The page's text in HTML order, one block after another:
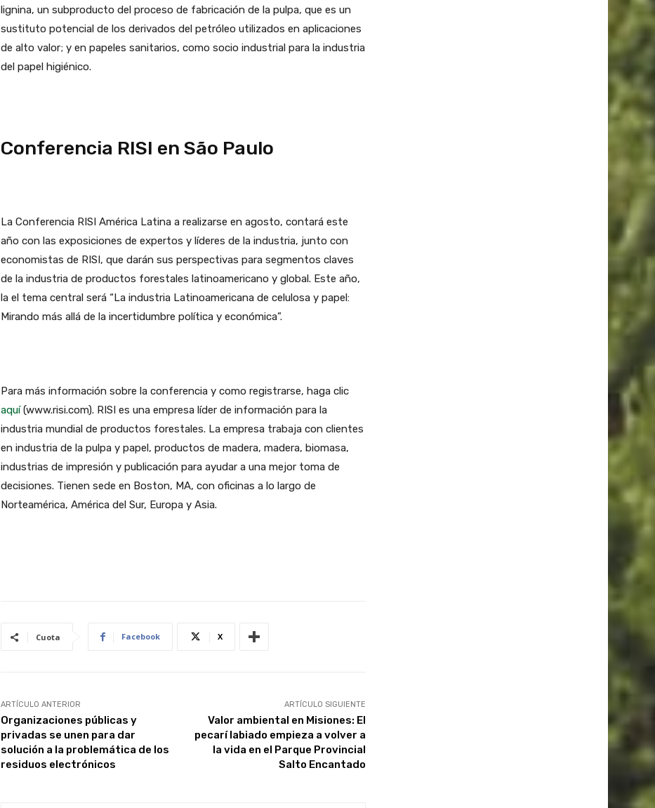
lignina, un subproducto del proceso de fabricación de la pulpa, que es un
sustituto potencial de los derivados del petróleo utilizados en aplicaciones
de alto valor; y en papeles sanitarios, como socio industrial para la industria
del papel higiénico.
Conferencia RISI en São Paulo
La Conferencia RISI América Latina a realizarse en agosto, contará este
año con las exposiciones de expertos y líderes de la industria, junto con
economistas de RISI, que darán sus perspectivas para segmentos claves
de la industria de productos forestales latinoamericano y global. Este año,
la el tema central será “La industria Latinoamericana de celulosa y papel:
Mirando más allá de la incertidumbre política y económica”.
Para más información sobre la conferencia y como registrarse, haga clic
aquí(www.risi.com). RISI es una empresa líder de información para la
industria mundial de productos forestales. La empresa trabaja con clientes
en industria de la pulpa y papel, productos de madera, madera, biomasa,
industrias de impresión y publicación para ayudar a una mejor toma de
decisiones. Tienen sede en Boston, MA, con oficinas a lo largo de
Norteamérica, América del Sur, Europa y Asia.
Cuota Facebook X
ARTÍCULO ANTERIOR
Organizaciones públicas y
privadas se unen para dar
solución a la problemática de los
residuos electrónicos
ARTÍCULO SIGUIENTE
Valor ambiental en Misiones: El
pecarí labiado empieza a volver a
la vida en el Parque Provincial
Salto Encantado